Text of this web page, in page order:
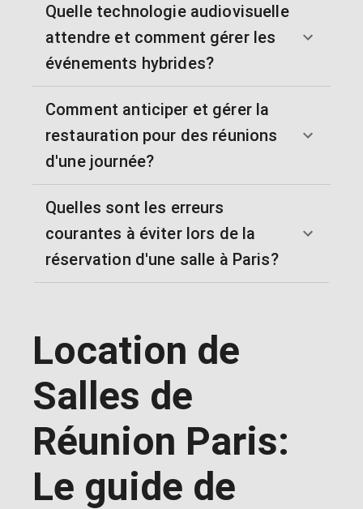
Quelle technologie audiovisuelle
attendre et comment gérer les
événements hybrides?
Comment anticiper et gérer la
restauration pour des réunions
d'une journée?
Quelles sont les erreurs
courantes à éviter lors de la
réservation d'une salle à Paris?
Location de
Salles de
Réunion Paris:
Le guide de